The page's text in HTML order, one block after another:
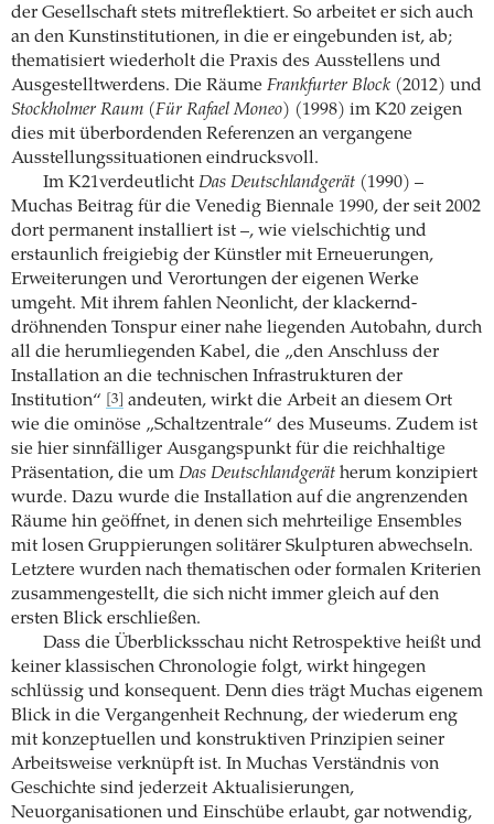
der Gesellschaft stets mitreflektiert. So arbeitet er sich auch
an den Kunstinstitutionen, in die er eingebunden ist, ab;
thematisiert wiederholt die Praxis des Ausstellens und
Ausgestelltwerdens. Die Räume Frankfurter Block (2012) und
Stockholmer Raum (Für Rafael Moneo) (1998) im K20 zeigen
dies mit überbordenden Referenzen an vergangene
Ausstellungssituationen eindrucksvoll.
Im K21verdeutlicht Das Deutschlandgerät(1990) –
Muchas Beitrag für die Venedig Biennale 1990, der seit 2002
dort permanent installiert ist –, wie vielschichtig und
erstaunlich freigiebig der Künstler mit Erneuerungen,
Erweiterungen und Verortungen der eigenen Werke
umgeht. Mit ihrem fahlen Neonlicht, der klackernd-
dröhnenden Tonspur einer nahe liegenden Autobahn, durch
all die herumliegenden Kabel, die „den Anschluss der
Installation an die technischen Infrastrukturen der
Institution“
[3]
andeuten, wirkt die Arbeit an diesem Ort
wie die ominöse „Schaltzentrale“ des Museums. Zudem ist
sie hier sinnfälliger Ausgangspunkt für die reichhaltige
Präsentation, die um Das Deutschlandgerät herum konzipiert
wurde. Dazu wurde die Installation auf die angrenzenden
Räume hin geöffnet, in denen sich mehrteilige Ensembles
mit losen Gruppierungen solitärer Skulpturen abwechseln.
Letztere wurden nach thematischen oder formalen Kriterien
zusammengestellt, die sich nicht immer gleich auf den
ersten Blick erschließen.
Dass die Überblicksschau nicht Retrospektive heißt und
keiner klassischen Chronologie folgt, wirkt hingegen
schlüssig und konsequent. Denn dies trägt Muchas eigenem
Blick in die Vergangenheit Rechnung, der wiederum eng
mit konzeptuellen und konstruktiven Prinzipien seiner
Arbeitsweise verknüpft ist. In Muchas Verständnis von
Geschichte sind jederzeit Aktualisierungen,
Neuorganisationen und Einschübe erlaubt, gar notwendig,